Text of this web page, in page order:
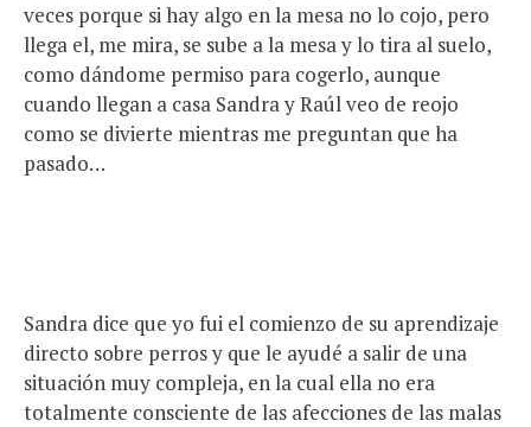
veces porque si hay algo en la mesa no lo cojo, pero
llega el, me mira, se sube a la mesa y lo tira al suelo,
como dándome permiso para cogerlo, aunque
cuando llegan a casa Sandra y Raúl veo de reojo
como se divierte mientras me preguntan que ha
pasado…
Sandra dice que yo fui el comienzo de su aprendizaje
directo sobre perros y que le ayudé a salir de una
situación muy compleja, en la cual ella no era
totalmente consciente de las afecciones de las malas